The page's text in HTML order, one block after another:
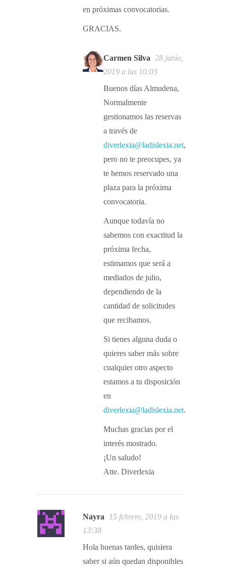
en próximas convocatorias.
GRACIAS.
Carmen Silva 28 junio,
2019 a las 10:03
Buenos días Almudena,
Normalmente
gestionamos las reservas
a través de
diverlexia@ladislexia.net,
pero no te preocupes, ya
te hemos reservado una
plaza para la próxima
convocatoria.
Aunque todavía no
sabemos con exactitud la
próxima fecha,
estimamos que será a
mediados de julio,
dependiendo de la
cantidad de solicitudes
que recibamos.
Si tienes alguna duda o
quieres saber más sobre
cualquier otro aspecto
estamos a tu disposición
en
diverlexia@ladislexia.net.
Muchas gracias por el
interés mostrado.
¡Un saludo!
Atte. Diverlexia
Nayra
15 febrero, 2019 a las
13:38
Hola buenas tardes, quisiera
saber si aún quedan disponibles